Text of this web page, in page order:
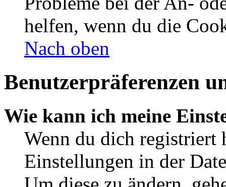
helfen, wenn du die
Nach oben
Benutzerpräferenzen
Wie kann ich meine
Wenn du dich registriert
Einstellungen in der